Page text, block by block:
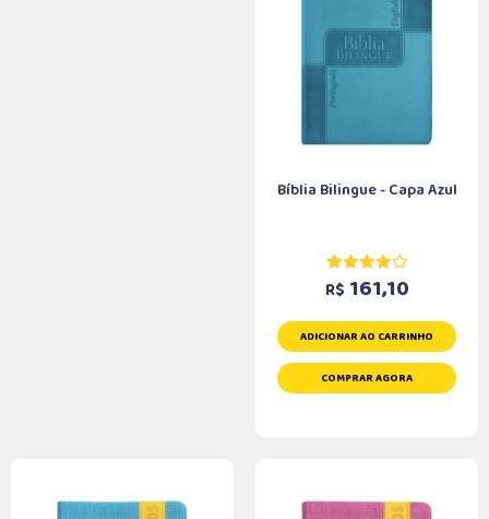
Bíblia Bilingue - Capa Azul
R$ 161,10
ADICIONAR AO CARRINHO
COMPRAR AGORA